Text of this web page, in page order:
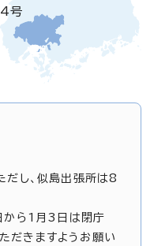
号
し、似島出張所は8
から1月3日は閉庁
だきますようお願い